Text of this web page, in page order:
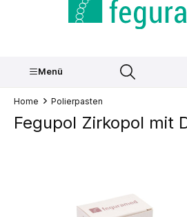
Menü
Home Polierpasten
Fegupol Zirkopol mit